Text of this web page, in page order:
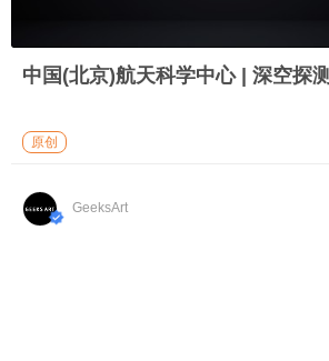
中国(北京)航天科学中心 | 深空探
原创
GeeksArt